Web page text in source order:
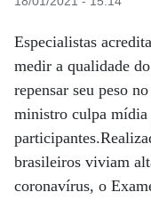
Especialistas
medir a qualidade
repensar seu peso
ministro culpa
brasileiros viviam
coronavírus, o